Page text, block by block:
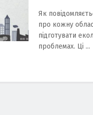
Як
про кожну
підготувати
проблемах. Ці ...